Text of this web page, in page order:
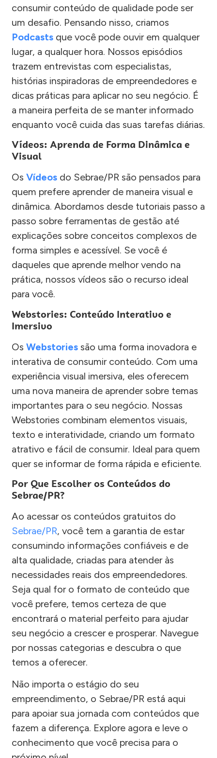
consumir conteúdo de qualidade pode ser
um desafio. Pensando nisso, criamos
Podcasts que você pode ouvir em qualquer
lugar, a qualquer hora. Nossos episódios
trazem entrevistas com especialistas,
histórias inspiradoras de empreendedores e
dicas práticas para aplicar no seu negócio. É
a maneira perfeita de se manter informado
enquanto você cuida das suas tarefas diárias.
Vídeos: Aprenda de Forma Dinâmica e
Visual
Os Vídeos do Sebrae/PR são pensados para
quem prefere aprender de maneira visual e
dinâmica. Abordamos desde tutoriais passo a
passo sobre ferramentas de gestão até
explicações sobre conceitos complexos de
forma simples e acessível. Se você é
daqueles que aprende melhor vendo na
prática, nossos vídeos são o recurso ideal
para você.
Webstories: Conteúdo Interativo e
Imersivo
Os Webstories são uma forma inovadora e
interativa de consumir conteúdo. Com uma
experiência visual imersiva, eles oferecem
uma nova maneira de aprender sobre temas
importantes para o seu negócio. Nossas
Webstories combinam elementos visuais,
texto e interatividade, criando um formato
atrativo e fácil de consumir. Ideal para quem
quer se informar de forma rápida e eficiente.
Por Que Escolher os Conteúdos do
Sebrae/PR?
Ao acessar os conteúdos gratuitos do
Sebrae/PR, você tem a garantia de estar
consumindo informações confiáveis e de
alta qualidade, criadas para atender às
necessidades reais dos empreendedores.
Seja qual for o formato de conteúdo que
você prefere, temos certeza de que
encontrará o material perfeito para ajudar
seu negócio a crescer e prosperar. Navegue
por nossas categorias e descubra o que
temos a oferecer.
Não importa o estágio do seu
empreendimento, o Sebrae/PR está aqui
para apoiar sua jornada com conteúdos que
fazem a diferença. Explore agora e leve o
conhecimento que você precisa para o